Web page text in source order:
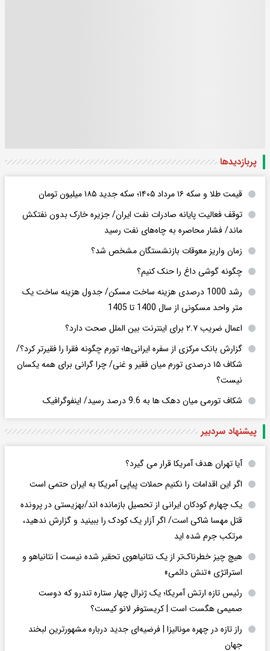
پربازدید‌ها
قیمت طلا و سکه ۱۶ مرداد ۱۴۰۵؛ سکه جدید ١٨۵ میلیون تومان
توقف فعالیت پایانه صادرات نفت ایران/ جزیره خارک بدون نفتکش
ماند/ فشار محاصره به چاه‌های نفت رسید
زمان واریز معوقات بازنشستگان مشخص شد؟
چگونه گوشی داغ را حنک کنیم؟
رشد 1000 درصدی هزینه ساخت مسکن/ جدول هزینه ساخت یک
متر واحد مسکونی از سال 1400 تا 1405
اعمال ضریب ۲.۷ برای اینترنت بین الملل صحت دارد؟
گزارش بانک مرکزی از سفره ایرانی‌ها؛ تورم چگونه فقرا را فقیرتر کرد؟/
شکاف ۱۵ درصدی تورم میان فقیر و غنی/ چرا گرانی برای همه یکسان
نیست؟
شکاف تورمی میان دهک ها به 9.6 درصد رسید/ اینفوگرافیک
پیشنهاد سردبیر
آیا تهران هدف آمریکا قرار می گیرد؟
اگر این اقدامات را نکنیم حملات پیاپی آمریکا به ایران حتمی است
یک چهارم کودکان ایرانی از تحصیل بازمانده اند/بهزیستی در پرونده
قتل مهسا شاکی است/ اگر آزار یک کودک را ببینید و گزارش ندهید،
مرتکب جرم شده اید
هیچ چیز خطرناک‌تر از یک نتانیاهوی تحقیر شده نیست | نتانیاهو و
استراتژی «تنش دائمی»
رئیس تازه ارتش آمریکا؛ یک ژنرال چهار ستاره تندرو که دوست
صمیمی هگست است | کریستوفر لانو کیست؟
راز تازه در چهره مونالیزا | فرضیه‌ای جدید درباره مشهورترین لبخند
جهان